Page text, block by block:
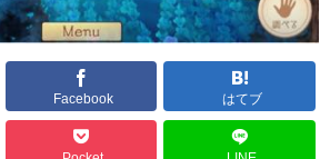
Facebook はてブ